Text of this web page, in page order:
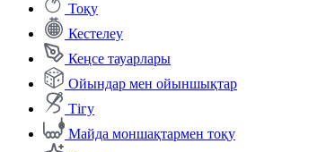
Тоқу
Кестелеу
Кеңсе тауарлары
Ойындар мен ойыншықтар
Тігу
Майда моншақтармен тоқу